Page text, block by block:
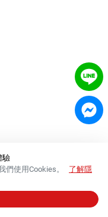
驗
使用Cookies。
了解隱